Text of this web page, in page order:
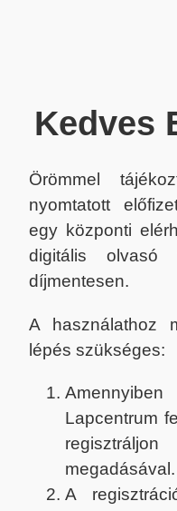
Kedves
Örömmel
nyomtatott
egy központi
digitális olvasó
díjmentesen.
A használathoz
lépés szükséges:
Lapcentrum
megadásával.
A